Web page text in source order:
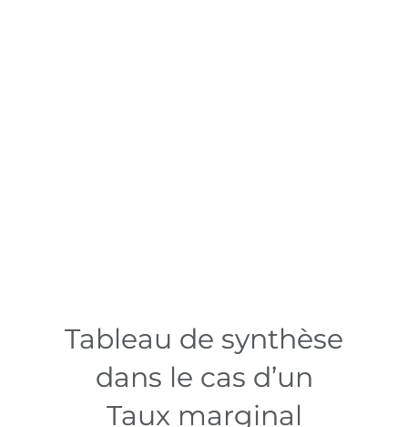
Tableau de synthèse
dans le cas d’un
Taux marginal